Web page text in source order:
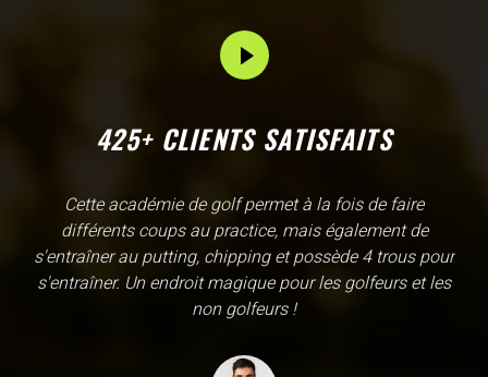
425+ CLIENTS SATISFAITS
L'Academy de Gammarth comme son nom l'indique est
une école, en fait c'est un practice exceptionnel. il y a
évidemment un pratique classic sur tapis mais aussi
un sur herbe, des zones pour le chipping, les bumqers...
Vous y avez pensé, c'est à l'academy. Il n'y a pas assez
beauté de ce site